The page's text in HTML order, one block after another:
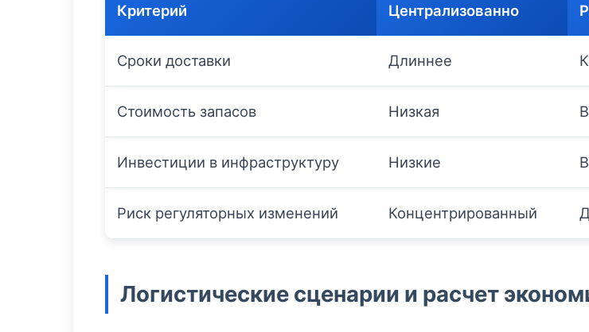
Критерий Централизованно
Сроки доставки Длиннее
Стоимость запасов Низкая
Инвестиции в инфраструктуру Низкие
Риск регуляторных изменений Концентрированный
Логистические сценарии и расчет